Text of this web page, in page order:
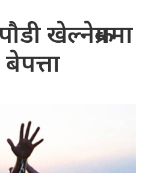
खेल्नेक्रममा